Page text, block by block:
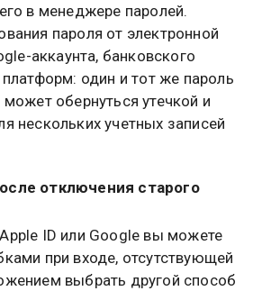
в менеджере паролей.
пароля от электронной
аккаунта, банковского
платформ: один и тот же пароль
может обернуться утечкой и
нескольких учетных записей
отключения старого
ID или Google вы можете
при входе, отсутствующей
выбрать другой способ